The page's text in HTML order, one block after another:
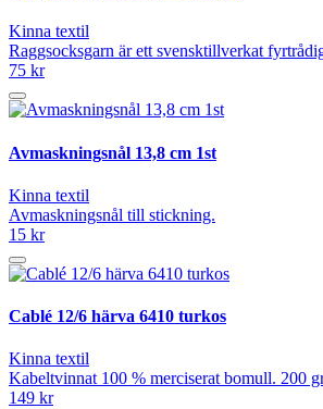
Kinna textil
Raggsocksgarn är ett svensktillverkat
75 kr
Avmaskningsnål 13,8 cm 1st
Kinna textil
Avmaskningsnål till stickning.
15 kr
Cablé 12/6 härva 6410 turkos
Kinna textil
Kabeltvinnat 100 % merciserat bomull. 200
149 kr